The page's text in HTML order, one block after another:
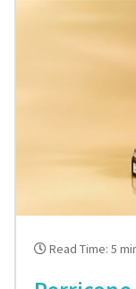
Read Time: 5